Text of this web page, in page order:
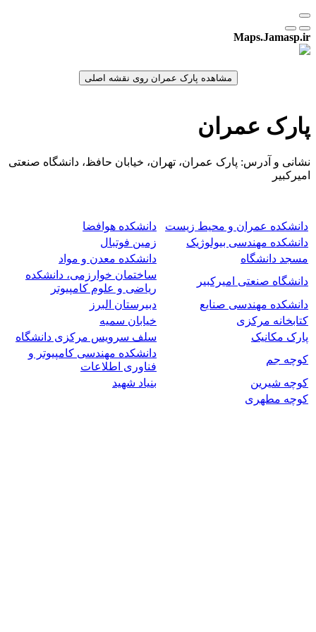
Maps.Jamasp.ir
پارک عمران
نشانی و آدرس: پارک عمران، تهران، خیابان حافظ، دانشگاه صنعتی
امیرکبیر
دانشکده عمران و محیط زیست
دانشکده هوافضا
دانشکده مهندسی بیولوژیک
زمین فوتبال
مسجد دانشگاه
دانشکده معدن و مواد
دانشگاه صنعتی امیرکبیر
ساختمان خوارزمی، دانشکده
ریاضی و علوم کامپیوتر
دانشکده مهندسی صنایع
دبیرستان البرز
کتابخانه مرکزی
خیابان سمیه
پارک مکانیک
سلف سرویس مرکزی دانشگاه
کوچه جم
دانشکده مهندسی کامپیوتر و
فناوری اطلاعات
کوچه شیرین
بنیاد شهید
کوچه مطهری